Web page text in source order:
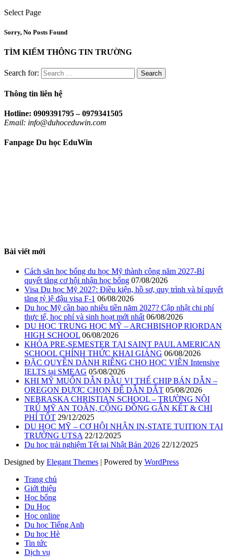
Select Page
Sorry, No Posts Found
TÌM KIẾM THÔNG TIN TRƯỜNG
Search for:
Thông tin liên hệ
Hotline: 0909391795 – 0979341505
Email: info@duhoceduwin.com
Fanpage Du học EduWin
Bài viết mới
Cách săn học bổng du học Mỹ thành công năm 2027-Bí
quyết tăng cơ hội nhận học bổng 07/08/2026
Visa Du học Mỹ 2027: Điều kiện, hồ sơ, quy trình và bí quyết
tăng tỷ lệ đậu visa F-1 06/08/2026
Du học Mỹ cần bao nhiêu tiền năm 2027? Cập nhật chi phí
thực tế, học phí và sinh hoạt mới nhất 06/08/2026
DU HỌC TRUNG HỌC MỸ – ARCHBISHOP RIORDAN
HIGH SCHOOL 06/08/2026
KHÓA PRE-SEMESTER TẠI SAINT PAUL AMERICAN
SCHOOL CHÍNH THỨC KHAI GIẢNG 06/08/2026
ĐẶC QUYỀN DÀNH RIÊNG CHO HỌC VIÊN Intensive
IELTS tại SMEAG 05/08/2026
KHI MỸ MUỐN DẪN ĐẦU VỊ THẾ CHIP BÁN DẪN –
OREGON ĐƯỢC CHỌN ĐỂ DẪN DẮT 05/08/2026
NEBRASKA CHRISTIAN SCHOOL – TRƯỜNG NỘI
TRÚ MỸ AN TOÀN, CỘNG ĐỒNG GẮN KẾT & CHI
PHÍ TỐT 29/12/2025
DU HỌC MỸ – CƠ HỘI NHẬN IN-STATE TUITION TẠI
TRƯỜNG UTSA 22/12/2025
Du học trải nghiệm Tết tại Nhật Bản 2026 22/12/2025
Designed by Elegant Themes | Powered by WordPress
Trang chủ
Giới thiệu
Học bổng
Du Học
Học online
Du học Tiếng Anh
Du học Hè
Tin tức
Dịch vụ